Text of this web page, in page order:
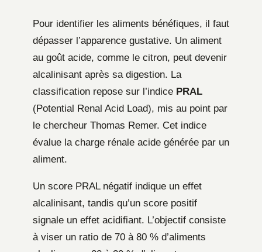
Pour identifier les aliments bénéfiques, il faut
dépasser l’apparence gustative. Un aliment
au goût acide, comme le citron, peut devenir
alcalinisant après sa digestion. La
classification repose sur l’indice PRAL
(Potential Renal Acid Load), mis au point par
le chercheur Thomas Remer. Cet indice
évalue la charge rénale acide générée par un
aliment.
Un score PRAL négatif indique un effet
alcalinisant, tandis qu’un score positif
signale un effet acidifiant. L’objectif consiste
à viser un ratio de 70 à 80 % d’aliments